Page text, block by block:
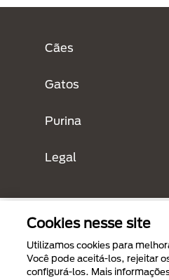
Cães
Gatos
Purina
Legal
Cookies nesse site
Utilizamos cookies para
Você pode aceitá-los, rejeitar
configurá-los. Mais